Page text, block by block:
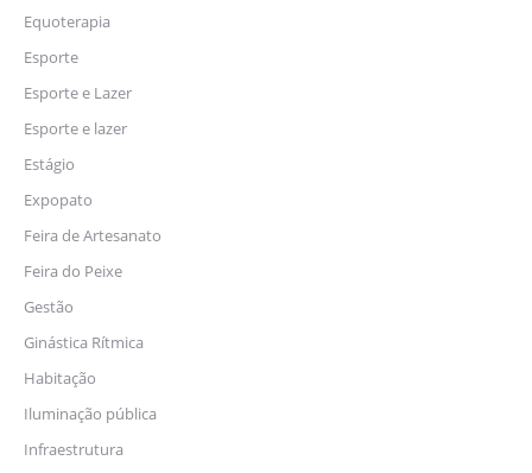
Equoterapia
Esporte
Esporte e Lazer
Esporte e lazer
Estágio
Expopato
Feira de Artesanato
Feira do Peixe
Gestão
Ginástica Rítmica
Habitação
Iluminação pública
Infraestrutura